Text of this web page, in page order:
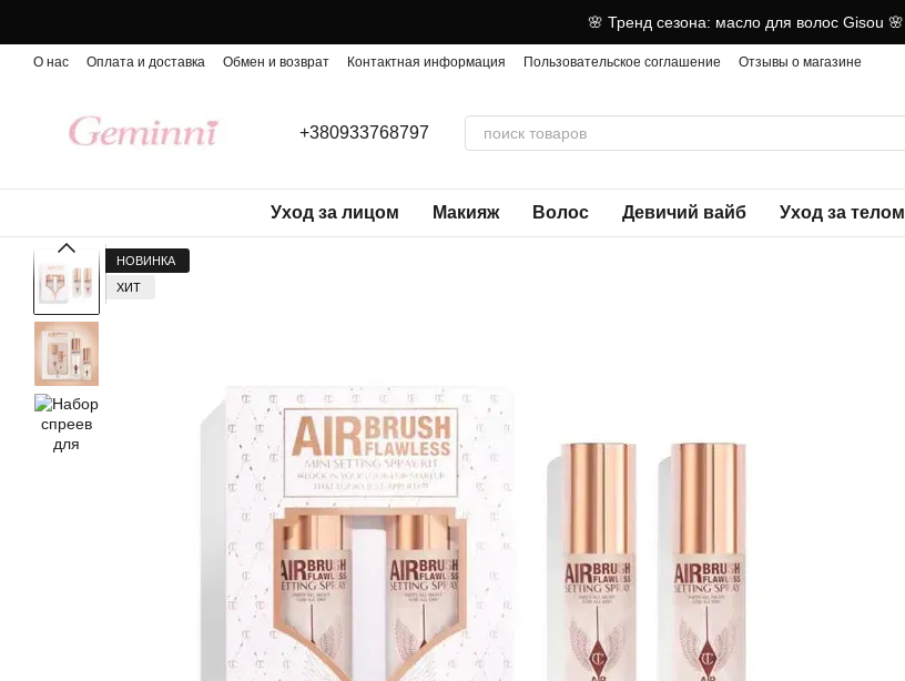
🌸 Тренд сезона: масло для волос Gisou 🌸
О нас Оплата и доставка Обмен и возврат Контактная информация Пользовательское соглашение Отзывы о магазине
+380933768797
Уход за лицом Макияж Волос Девичий вайб Уход за телом
НОВИНКА
ХИТ